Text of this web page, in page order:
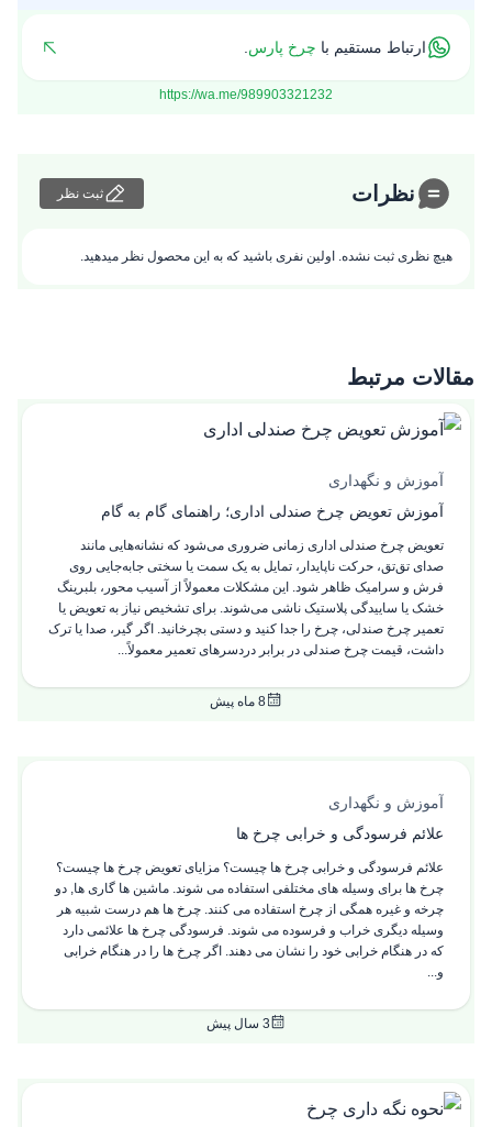
ارتباط مستقیم با چرخ پارس
https://wa.me/989903321232
نظرات ثبت نظر
هیچ نظری ثبت نشده. اولین نفری باشید که به این محصول نظر میدهید.
مقالات مرتبط
آموزش و نگهداری
آموزش تعویض چرخ صندلی اداری؛ راهنمای گام به گام
تعویض چرخ صندلی اداری زمانی ضروری می‌شود که نشانه‌هایی مانند
صدای تق‌تق، حرکت ناپایدار، تمایل به یک سمت یا سختی جابه‌جایی روی
فرش و سرامیک ظاهر شود. این مشکلات معمولاً از آسیب محور، بلبرینگ
خشک یا ساییدگی پلاستیک ناشی می‌شوند. برای تشخیص نیاز به تعویض یا
تعمیر چرخ صندلی، چرخ را جدا کنید و دستی بچرخانید. اگر گیر، صدا یا ترک
داشت، قیمت چرخ صندلی در برابر دردسرهای تعمیر معمولاً...
8 ماه پیش
آموزش و نگهداری
علائم فرسودگی و خرابی چرخ ها
علائم فرسودگی و خرابی چرخ ها چیست؟ مزایای تعویض چرخ ها چیست؟
چرخ ها برای وسیله های مختلفی استفاده می شوند. ماشین ها گاری ها, دو
چرخه و غیره همگی از چرخ استفاده می کنند. چرخ ها هم درست شبیه هر
وسیله دیگری خراب و فرسوده می شوند. فرسودگی چرخ ها علائمی دارد
که در هنگام خرابی خود را نشان می دهند. اگر چرخ ها را در هنگام خرابی
و...
3 سال پیش